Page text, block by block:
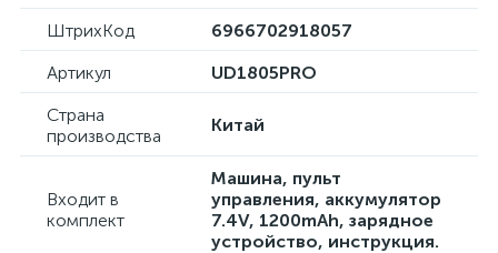
ШтрихКод
6966702918057
Артикул
UD1805PRO
Страна
производства
Китай
Входит в
комплект
Машина, пульт
управления, аккумулятор
7.4V, 1200mAh, зарядное
устройство, инструкция.